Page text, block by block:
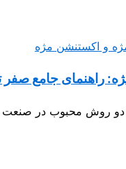
راهنمای جامع صفر
روش محبوب در صنعت